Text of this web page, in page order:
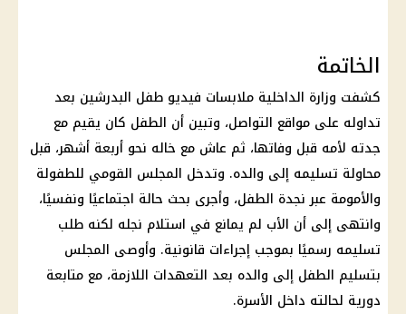
الخاتمة
كشفت وزارة الداخلية ملابسات فيديو طفل البدرشين بعد
تداوله على مواقع التواصل، وتبين أن الطفل كان يقيم مع
جدته لأمه قبل وفاتها، ثم عاش مع خاله نحو أربعة أشهر، قبل
محاولة تسليمه إلى والده. وتدخل المجلس القومي للطفولة
والأمومة عبر نجدة الطفل، وأجرى بحث حالة اجتماعيًا ونفسيًا،
وانتهى إلى أن الأب لم يمانع في استلام نجله لكنه طلب
تسليمه رسميًا بموجب إجراءات قانونية. وأوصى المجلس
بتسليم الطفل إلى والده بعد التعهدات اللازمة، مع متابعة
دورية لحالته داخل الأسرة.